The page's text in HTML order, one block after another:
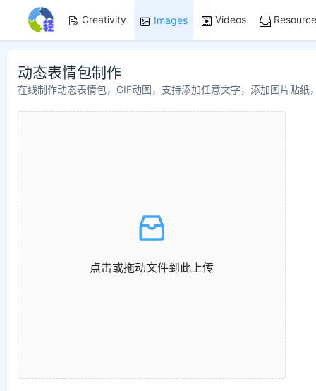
Creativity Images Videos
动态表情包制作
在线制作动态表情包，GIF动图，支持添加任意文字，添加图片贴纸
点击或拖动文件到此上传